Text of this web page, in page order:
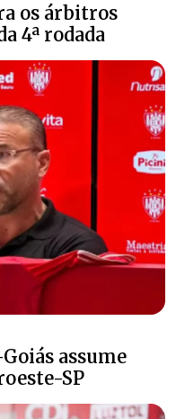
os árbitros
4ª rodada
assume
SP